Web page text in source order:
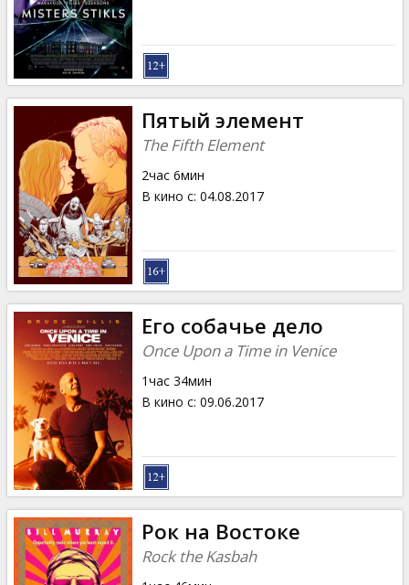
Пятый элемент
The Fifth Element
2час 6мин
В кино с: 04.08.2017
Его собачье дело
Once Upon a Time in Venice
1час 34мин
В кино с: 09.06.2017
Рок на Востоке
Rock the Kasbah